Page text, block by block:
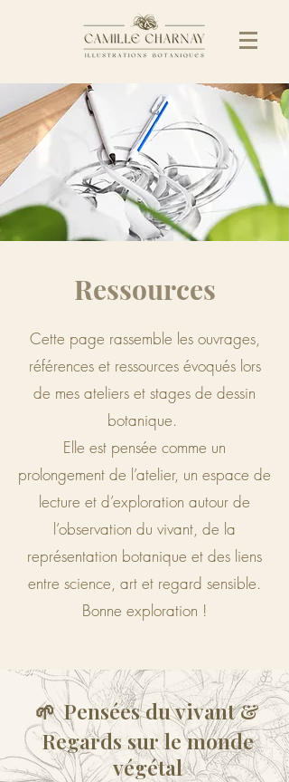
Ressources
Cette page rassemble les ouvrages,
références et ressources évoqués lors
de mes ateliers et stages de dessin
botanique.
Elle est pensée comme un
prolongement de l’atelier, un espace de
lecture et d’exploration autour de
l’observation du vivant, de la
représentation botanique et des liens
entre science, art et regard sensible.
Bonne exploration !
🌱Pensées du vivant &
Regards sur le monde
végétal